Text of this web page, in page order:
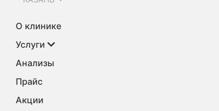
О клинике
Услуги
Анализы
Прайс
Акции